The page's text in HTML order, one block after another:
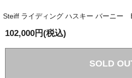
国内で一度検品をしますので、
週間でのお届けとなります。
（稀に、通関手続き等に時間が
兵庫県 A・K 様
「ベアちゃんの紹介分が丁寧
と（いつの作品な
Steiff ライディング ハスキー バーニー
102,000円(税込)
SOLD